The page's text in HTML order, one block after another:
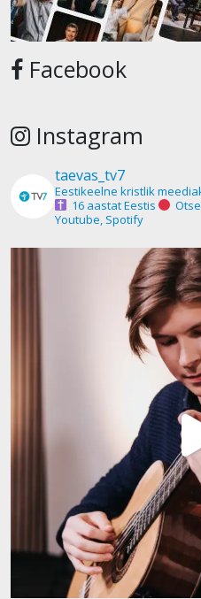
Facebook
Instagram
taevas_tv7
Eestikeelne kristlik
16 aastat Eestis
Youtube, Spotify